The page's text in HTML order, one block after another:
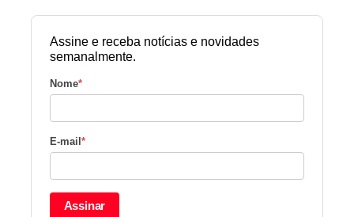
Assine e receba notícias e novidades
semanalmente.
Nome*
E-mail *
Assinar